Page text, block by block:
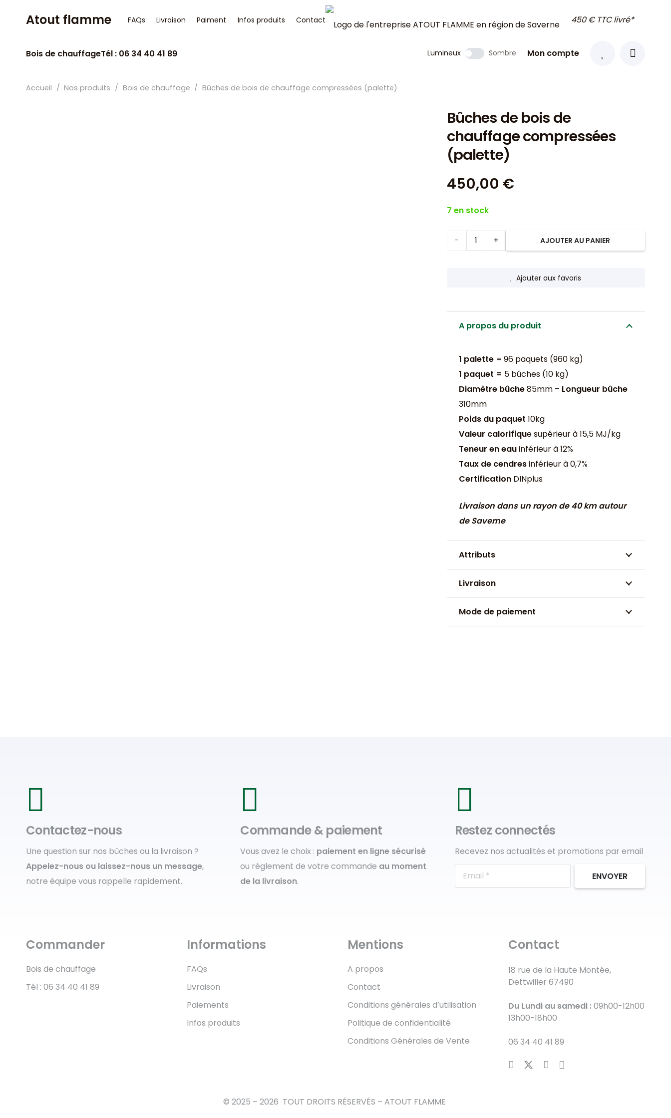
Atout flamme FAQs Livraison Paiment Infos produits Contact 450 € TTC livré*
Bois de chauffageTél : 06 34 40 41 89 Lumineux Sombre Mon compte
Accueil / Nos produits / Bois de chauffage / Bûches de bois de chauffage compressées (palette)
Bûches de bois de
chauffage compressées
(palette)
450,00 €
7 en stock
quantité
chauffage
compressées
(palette)
AJOUTER AU PANIER
Ajouter aux favoris
A propos du produit
1 palette= 96 paquets (960 kg)
1 paquet = 5 bûches (10 kg)
Diamètre bûche85mm – Longueur bûche
310mm
Poids du paquet 10kg
Valeur calorifique supérieur à 15,5 MJ/kg
Teneur en eauinférieur à 12%
Taux de cendresinférieur à 0,7%
CertificationDINplus
Livraison dans un rayon de 40 km autour
de Saverne
Attributs
Livraison
Mode de paiement
Contactez-nous
Une question sur nos bûches ou la livraison ?
Appelez-nous ou laissez-nous un message,
notre équipe vous rappelle rapidement.
Commande & paiement
Vous avez le choix : paiement en ligne sécurisé
ou règlement de votre commande au moment
de la livraison.
Restez connectés
Recevez nos actualités et promotions par email
ENVOYER
Commander
Bois de chauffage
Tél : 06 34 40 41 89
Informations
FAQs
Livraison
Paiements
Infos produits
Mentions
A propos
Contact
Conditions générales d’utilisation
Politique de confidentialité
Conditions Générales de Vente
Contact
18 rue de la Haute Montée,
Dettwiller 67490
Du Lundi au samedi :09h00-12h00
13h00-18h00
06 34 40 41 89
© 2025 – 2026 TOUT DROITS RÉSERVÉS – ATOUT FLAMME